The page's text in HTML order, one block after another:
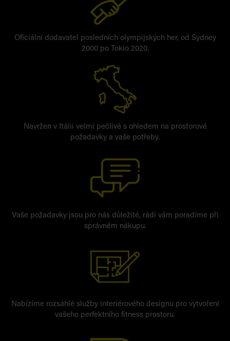
Oficiální dodavatel posledních olympijských her, od Sydney
2000 po Tokio 2020.
Navržen v Itálii velmi pečlivě s ohledem na prostorové
požadavky a vaše potřeby.
Vaše požadavky jsou pro nás důležité, rádi vám poradíme při
správném nákupu.
Nabízíme rozsáhlé služby interiérového designu pro vytvoření
vašeho perfektního fitness prostoru.